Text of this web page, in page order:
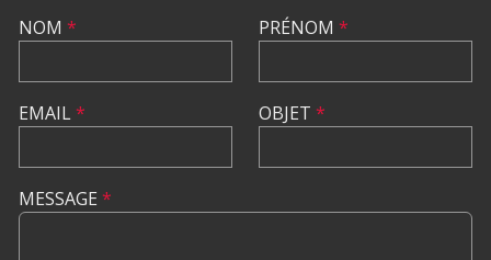
NOM *
EMAIL*
PRÉNOM *
OBJET *
MESSAGE *